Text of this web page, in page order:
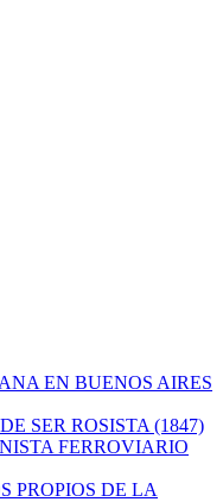
EN BUENOS AIRES
SER ROSISTA (1847)
FERROVIARIO
PROPIOS DE LA